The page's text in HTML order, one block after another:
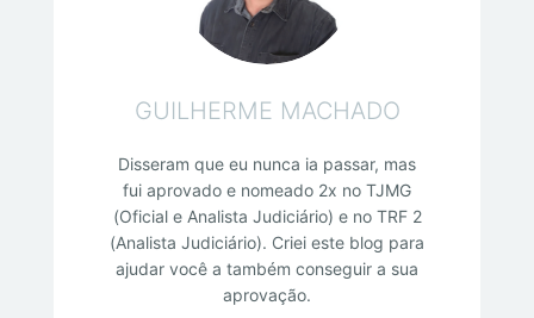
GUILHERME MACHADO
Disseram que eu nunca ia passar, mas
fui aprovado e nomeado 2x no TJMG
(Oficial e Analista Judiciário) e no TRF 2
(Analista Judiciário). Criei este blog para
ajudar você a também conseguir a sua
aprovação.